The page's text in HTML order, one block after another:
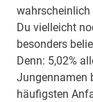
wahrscheinlich
Du vielleicht
besonders
Denn: 5,02%
Jungennamen
häufigsten